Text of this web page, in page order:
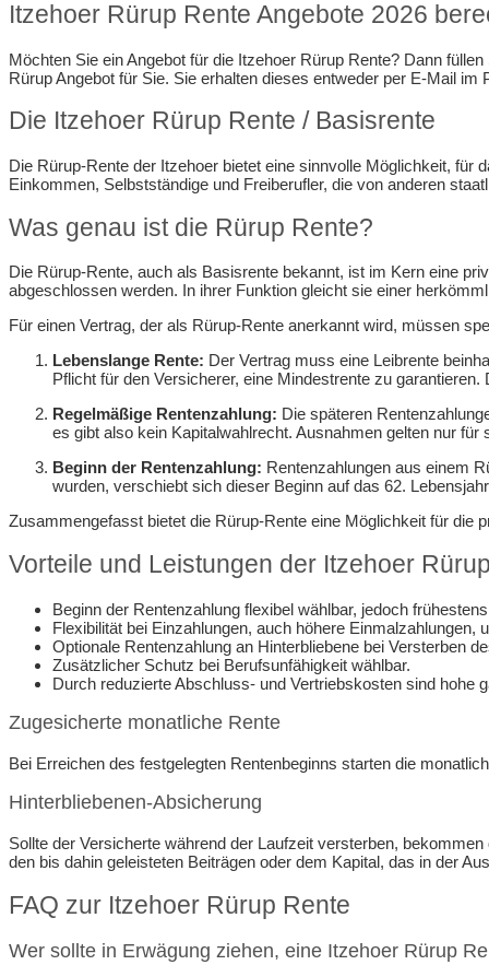
Itzehoer Rürup Rente Angebote 2026
Möchten Sie ein Angebot für die Itzehoer Rürup Rente? Dann
Rürup Angebot für Sie. Sie erhalten dieses entweder per E-Mail
Die Itzehoer Rürup Rente / Basisrente
Die Rürup-Rente der Itzehoer bietet eine sinnvolle Möglichkeit, für
Einkommen, Selbstständige und Freiberufler, die von anderen
Was genau ist die Rürup Rente?
Die Rürup-Rente, auch als Basisrente bekannt, ist im Kern eine
abgeschlossen werden. In ihrer Funktion gleicht sie einer
Für einen Vertrag, der als Rürup-Rente anerkannt wird, müssen
Lebenslange Rente: Der Vertrag muss eine Leibrente
Pflicht für den Versicherer, eine Mindestrente zu
Regelmäßige Rentenzahlung: Die späteren
es gibt also kein Kapitalwahlrecht. Ausnahmen gelten nur
Beginn der Rentenzahlung: Rentenzahlungen aus einem
wurden, verschiebt sich dieser Beginn auf das 62.
Zusammengefasst bietet die Rürup-Rente eine Möglichkeit für die
Vorteile und Leistungen der Itzehoer
Beginn der Rentenzahlung flexibel wählbar, jedoch
Flexibilität bei Einzahlungen, auch höhere
Optionale Rentenzahlung an Hinterbliebene bei Versterben
Zusätzlicher Schutz bei Berufsunfähigkeit wählbar.
Durch reduzierte Abschluss- und Vertriebskosten sind hohe
Zugesicherte monatliche Rente
Bei Erreichen des festgelegten Rentenbeginns starten die
Hinterbliebenen-Absicherung
Sollte der Versicherte während der Laufzeit versterben,
den bis dahin geleisteten Beiträgen oder dem Kapital, das in der
FAQ zur Itzehoer Rürup Rente
Wer sollte in Erwägung ziehen, eine Itzehoer Rürup